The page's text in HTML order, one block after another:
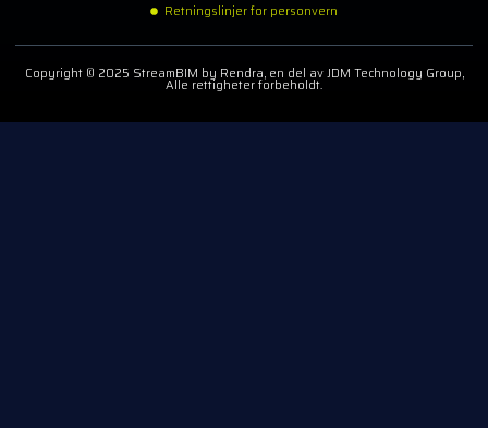
Retningslinjer for personvern
Copyright © 2025 StreamBIM by Rendra, en del av JDM Technology Group,
Alle rettigheter forbeholdt.